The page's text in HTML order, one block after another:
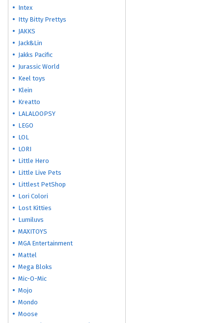
Intex
Itty Bitty Prettys
JAKKS
Jack&Lin
Jakks Pacific
Jurassic World
Keel toys
Klein
Kreatto
LALALOOPSY
LEGO
LOL
LORI
Little Hero
Little Live Pets
Littlest PetShop
Lori Colori
Lost Kitties
Lumiluvs
MAXITOYS
MGA Entertainment
Mattel
Mega Bloks
Mic-O-Mic
Mojo
Mondo
Moose